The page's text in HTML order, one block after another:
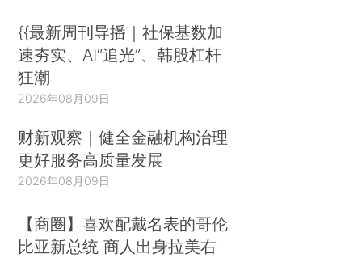
{{最新周刊导播｜社保基数加
速夯实、AI“追光”、韩股杠杆
狂潮
2026年08月09日
财新观察｜健全金融机构治理
更好服务高质量发展
2026年08月09日
【商圈】喜欢配戴名表的哥伦
比亚新总统 商人出身拉美右